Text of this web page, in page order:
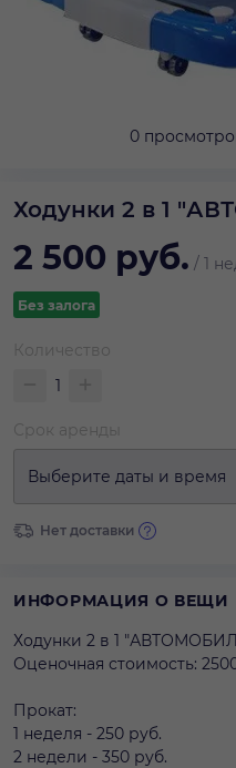
0
Ходунки 2 в 1
2 500 руб. / 1
Без залога
Количество
Срок аренды
Выберите даты и время
Нет доставки
ИНФОРМАЦИЯ О ВЕЩИ
Ходунки 2 в 1
Оценочная стоимость:
Прокат:
1 неделя - 250 руб.
2 недели - 350 руб.